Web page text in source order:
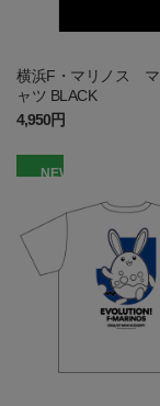
横浜F・マリノス
ャツ BLACK
4,950円
NEW